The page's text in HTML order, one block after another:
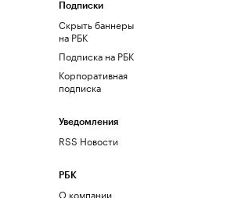
Подписки
Скрыть баннеры
на РБК
Подписка на РБК
Корпоративная
подписка
Уведомления
RSS Новости
РБК
О компании